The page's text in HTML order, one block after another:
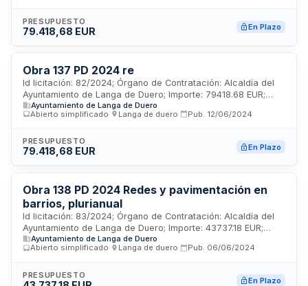
PRESUPUESTO
79.418,68 EUR En Plazo
Obra 137 PD 2024 re
Id licitación: 82/2024; Órgano de Contratación: Alcaldía del
Ayuntamiento de Langa de Duero; Importe: 79418.68 EUR;
Estado: PUB
Ayuntamiento de Langa de Duero
Abierto simplificado
Langa de duero Pub. 12/06/2024
PRESUPUESTO
79.418,68 EUR En Plazo
Obra 138 PD 2024 Redes y pavimentación en
barrios, plurianual
Id licitación: 83/2024; Órgano de Contratación: Alcaldía del
Ayuntamiento de Langa de Duero; Importe: 43737.18 EUR;
Estado: PUB
Ayuntamiento de Langa de Duero
Abierto simplificado
Langa de duero Pub. 06/06/2024
PRESUPUESTO
En Plazo